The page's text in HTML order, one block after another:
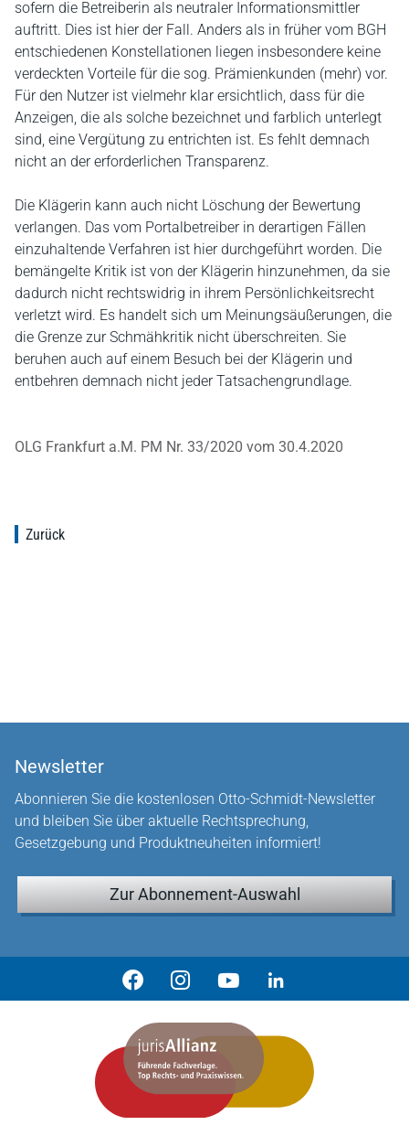
sofern die Betreiberin als neutraler Informationsmittler
auftritt. Dies ist hier der Fall. Anders als in früher vom BGH
entschiedenen Konstellationen liegen insbesondere keine
verdeckten Vorteile für die sog. Prämienkunden (mehr) vor.
Für den Nutzer ist vielmehr klar ersichtlich, dass für die
Anzeigen, die als solche bezeichnet und farblich unterlegt
sind, eine Vergütung zu entrichten ist. Es fehlt demnach
nicht an der erforderlichen Transparenz.
Die Klägerin kann auch nicht Löschung der Bewertung
verlangen. Das vom Portalbetreiber in derartigen Fällen
einzuhaltende Verfahren ist hier durchgeführt worden. Die
bemängelte Kritik ist von der Klägerin hinzunehmen, da sie
dadurch nicht rechtswidrig in ihrem Persönlichkeitsrecht
verletzt wird. Es handelt sich um Meinungsäußerungen, die
die Grenze zur Schmähkritik nicht überschreiten. Sie
beruhen auch auf einem Besuch bei der Klägerin und
entbehren demnach nicht jeder Tatsachengrundlage.
OLG Frankfurt a.M. PM Nr. 33/2020 vom 30.4.2020
Zurück
Newsletter
Abonnieren Sie die kostenlosen Otto-Schmidt-Newsletter
und bleiben Sie über aktuelle Rechtsprechung,
Gesetzgebung und Produktneuheiten informiert!
Zur Abonnement-Auswahl